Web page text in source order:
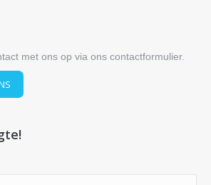
met ons op via ons contactformulier.